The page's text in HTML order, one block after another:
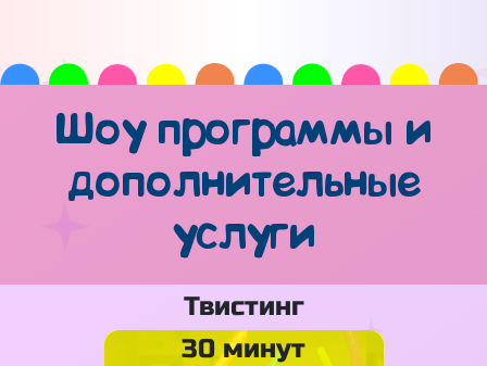
Шоу программы и
дополнительные
услуги
Твистинг
30 минут